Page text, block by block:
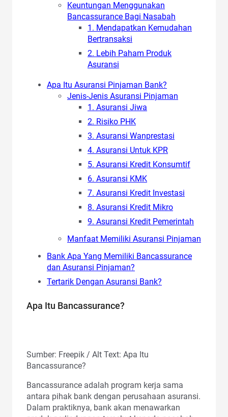
Keuntungan Menggunakan
Bancassurance Bagi Nasabah
1. Mendapatkan Kemudahan
Bertransaksi
2. Lebih Paham Produk
Asuransi
Apa Itu Asuransi Pinjaman Bank?
Jenis-Jenis Asuransi Pinjaman
1. Asuransi Jiwa
2. Risiko PHK
3. Asuransi Wanprestasi
4. Asuransi Untuk KPR
5. Asuransi Kredit Konsumtif
6. Asuransi KMK
7. Asuransi Kredit Investasi
8. Asuransi Kredit Mikro
9. Asuransi Kredit Pemerintah
Manfaat Memiliki Asuransi Pinjaman
Bank Apa Yang Memiliki Bancassurance
dan Asuransi Pinjaman?
Tertarik Dengan Asuransi Bank?
Apa Itu Bancassurance?
Sumber: Freepik / Alt Text: Apa Itu
Bancassurance?
Bancassurance adalah program kerja sama
antara pihak bank dengan perusahaan asuransi.
Dalam praktiknya, bank akan menawarkan